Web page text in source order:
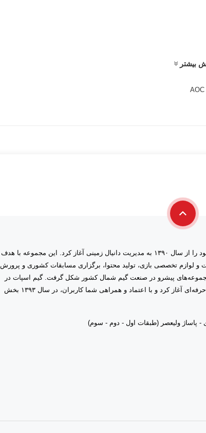
بیشتر
مجموعه گیم اسپات رشت فعالیت خود را از سال ۱۳۹۰ به مدیریت دانیال زمینی آغاز کرد. این مجموعه با هدف
و لوازم تخصصی بازی، تولید محتوا، برگزاری مسابقات کشوری و پرورش
مجموعه‌های پیشرو در صنعت گیم شمال کشور شکل گرفت. گیم اسپات در
ابتدا فعالیت خود را در قالب گیم‌نت حرفه‌ای آغاز کرد و با اعتماد و همراهی شما کاربران، در سال ۱۳۹۳ بخش
ولیعصر (طبقات اول - دوم - سوم)